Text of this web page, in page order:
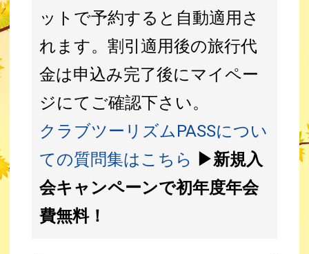
ットで予約すると自動適用さ
れます。割引適用後の旅行代
金は申込み完了後にマイペー
ジにてご確認下さい。
クラブツーリズムPASSについ
ての質問集はこちら ▶新規入
会キャンペーンで初年度年会
費無料！